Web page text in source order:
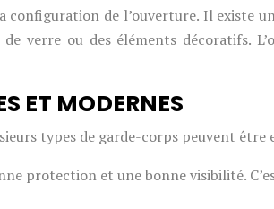
de l’ouverture. Il existe
verre ou des éléments décoratifs.
ET MODERNES
types de garde-corps peuvent être
protection et une bonne visibilité.